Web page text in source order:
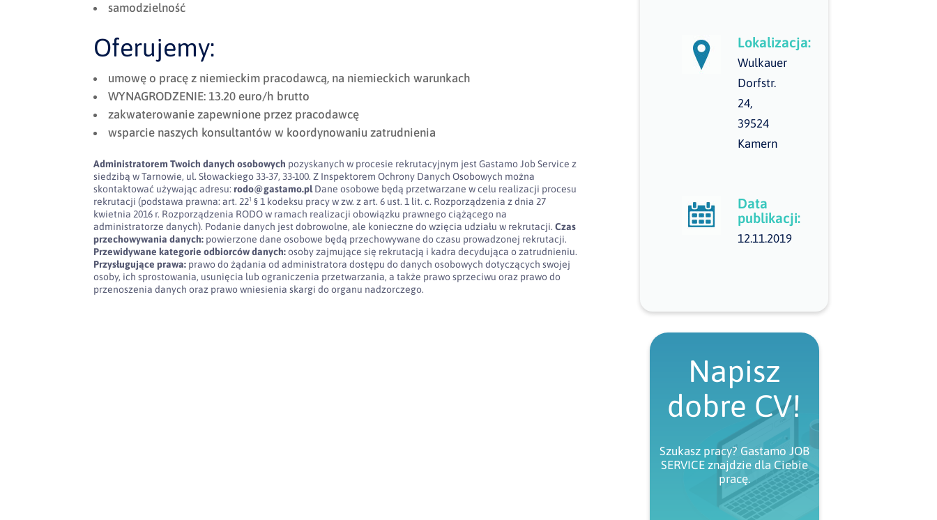
samodzielność
Oferujemy:
umowę o pracę z niemieckim pracodawcą, na niemieckich warunkach
WYNAGRODZENIE: 13.20 euro/h brutto
zakwaterowanie zapewnione przez pracodawcę
wsparcie naszych konsultantów w koordynowaniu zatrudnienia
Administratorem Twoich danych osobowych pozyskanych w procesie rekrutacyjnym jest Gastamo Job Service z
siedzibą w Tarnowie, ul. Słowackiego 33-37, 33-100. Z Inspektorem Ochrony Danych Osobowych można
skontaktować używając adresu:rodo@gastamo.plDane osobowe będą przetwarzane w celu realizacji procesu
rekrutacji (podstawa prawna: art. 22¹ § 1 kodeksu pracy w zw. z art. 6 ust. 1 lit. c. Rozporządzenia z dnia 27
kwietnia 2016 r. Rozporządzenia RODO w ramach realizacji obowiązku prawnego ciążącego na
administratorze danych). Podanie danych jest dobrowolne, ale konieczne do wzięcia udziału w rekrutacji.Czas
przechowywania danych: powierzone dane osobowe będą przechowywane do czasu prowadzonej rekrutacji.
Przewidywane kategorie odbiorców danych:osoby zajmujące się rekrutacją i kadra decydująca o zatrudnieniu.
Przysługujące prawa: prawo do żądania od administratora dostępu do danych osobowych dotyczących swojej
osoby, ich sprostowania, usunięcia lub ograniczenia przetwarzania, a także prawo sprzeciwu oraz prawo do
przenoszenia danych oraz prawo wniesienia skargi do organu nadzorczego.
Lokalizacja:
Wulkauer
Dorfstr.
24,
39524
Kamern
Data
publikacji:
12.11.2019
Napisz
dobre CV!
Szukasz pracy? Gastamo JOB
SERVICE znajdzie dla Ciebie
pracę.